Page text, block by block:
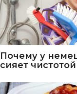
Почему у
сияет чистотой